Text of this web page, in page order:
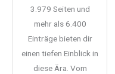
3.979 Seiten und
mehr als 6.400
Einträge bieten dir
einen tiefen Einblick in
diese Ära. Vom